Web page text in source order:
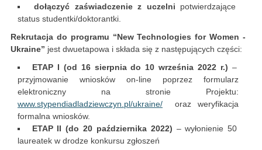
dołączyć zaświadczenie z uczelni potwierdzające
status studentki/doktorantki.
Rekrutacja do programu “New Technologies for Women -
Ukraine” jest dwuetapowa i składa się z następujących części:
ETAP I (od 16 sierpnia do 10 września 2022 r.) –
przyjmowanie wniosków on-line poprzez formularz
elektroniczny na stronie Projektu:
www.stypendiadladziewczyn.pl/ukraine/ oraz weryfikacja
formalna wniosków.
ETAP II (do 20 października 2022) – wyłonienie 50
laureatek w drodze konkursu zgłoszeń